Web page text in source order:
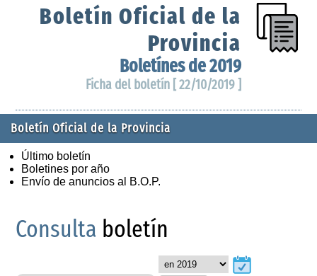
Boletín Oficial de la
Provincia
Boletínes de 2019
Ficha del boletín [ 22/10/2019 ]
Boletín Oficial de la Provincia
Último boletín
Boletines por año
Envío de anuncios al B.O.P.
Consulta boletín